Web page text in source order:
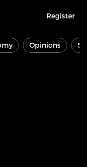
Register
Opinions